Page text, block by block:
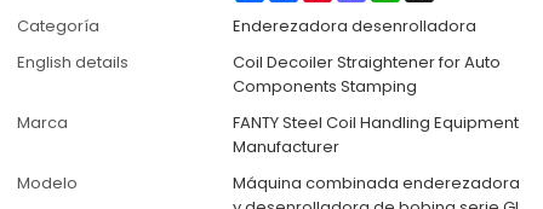
Categoría
Enderezadora desenrolladora
English details
Coil Decoiler Straightener for Auto
Components Stamping
Marca
FANTY Steel Coil Handling Equipment
Manufacturer
Modelo
Máquina combinada enderezadora